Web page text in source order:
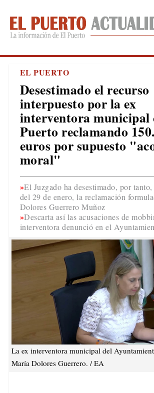
EL PUERTO
Desestimado el recurso
interpuesto por la ex
interventora municipal
Puerto reclamando
euros por supuesto
moral"
El Juzgado ha desestimado, por tanto,
del 29 de enero, la reclamación
Dolores Guerrero Muñoz
Descarta así las acusaciones de
interventora denunció en el
La ex interventora municipal del
María Dolores Guerrero. / EA